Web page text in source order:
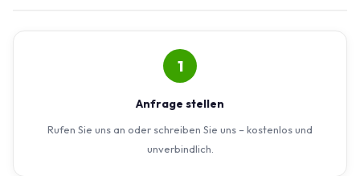
1
Anfrage stellen
Rufen Sie uns an oder schreiben Sie uns – kostenlos und
unverbindlich.